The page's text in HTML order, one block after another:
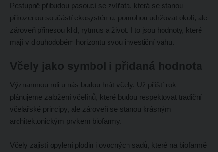
Postupně přibudou pasoucí se zvířata, která se stanou
přirozenou součástí ekosystému, pomohou udržovat okolí, ale
zároveň přinesou klid, rytmus a život. I to jsou hodnoty, které
mají v dlouhodobém horizontu svou investiční váhu.
Včely jako symbol i přidaná hodnota
Významnou roli u nás budou hrát včely. Už příští rok
plánujeme založení včelínů, které budou respektovat tradiční
včelařské principy, ale zároveň se stanou krásným
architektonickým prvkem biofarmy.
Včely zajistí opylení plodin i ovocných sadů, které na biofarmě